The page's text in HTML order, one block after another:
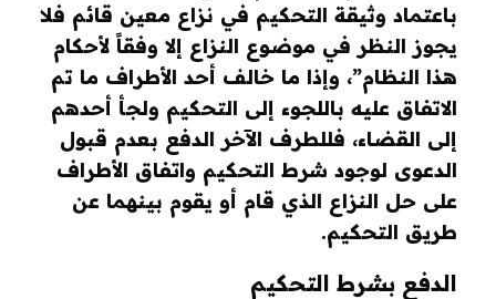
باعتماد وثيقة التحكيم في نزاع معين قائم فلا
يجوز النظر في موضوع النزاع إلا وفقاً لأحكام
هذا النظام”، وإذا ما خالف أحد الأطراف ما تم
الاتفاق عليه باللجوء إلى التحكيم ولجأ أحدهم
إلى القضاء، فللطرف الآخر الدفع بعدم قبول
الدعوى لوجود شرط التحكيم واتفاق الأطراف
على حل النزاع الذي قام أو يقوم بينهما عن
طريق التحكيم.
الدفع بشرط التحكيم